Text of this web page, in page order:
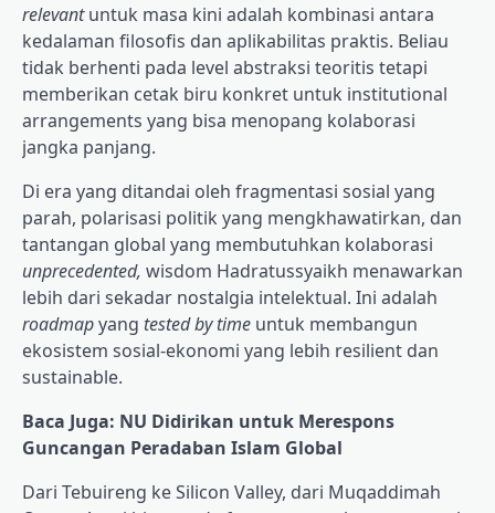
relevantuntuk masa kini adalah kombinasi antara
kedalaman filosofis dan aplikabilitas praktis. Beliau
tidak berhenti pada level abstraksi teoritis tetapi
memberikan cetak biru konkret untuk institutional
arrangements yang bisa menopang kolaborasi
jangka panjang.
Di era yang ditandai oleh fragmentasi sosial yang
parah, polarisasi politik yang mengkhawatirkan, dan
tantangan global yang membutuhkan kolaborasi
unprecedented, wisdom Hadratussyaikh menawarkan
lebih dari sekadar nostalgia intelektual. Ini adalah
roadmapyang tested by time untuk membangun
ekosistem sosial-ekonomi yang lebih resilient dan
sustainable.
Baca Juga: NU Didirikan untuk Merespons
Guncangan Peradaban Islam Global
Dari Tebuireng ke Silicon Valley, dari Muqaddimah